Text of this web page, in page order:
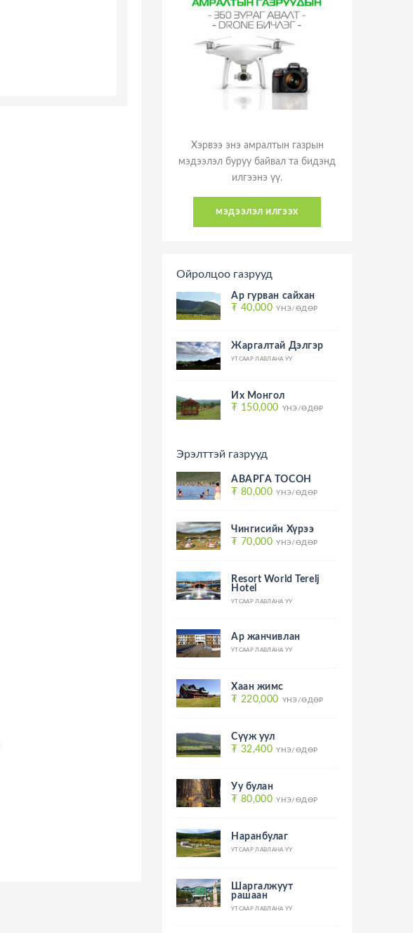
Хэрвээ энэ амралтын газрын
мэдээлэл буруу байвал та бидэнд
илгээнэ үү.
мэдээлэл илгээх
Ойролцоо газрууд
Ар гурван сайхан
₮ 40,000 ҮНЭ/ӨДӨР
Жаргалтай Дэлгэр
УТСААР ЛАВЛАНА УУ
Их Монгол
₮ 150,000 ҮНЭ/ӨДӨР
Эрэлттэй газрууд
АВАРГА ТОСОН
₮ 80,000 ҮНЭ/ӨДӨР
Чингисийн Хүрээ
₮ 70,000 ҮНЭ/ӨДӨР
Resort World Terelj
Hotel
УТСААР ЛАВЛАНА УУ
Ар жанчивлан
УТСААР ЛАВЛАНА УУ
Хаан жимс
₮ 220,000 ҮНЭ/ӨДӨР
Сүүж уул
₮ 32,400 ҮНЭ/ӨДӨР
Уу булан
₮ 80,000 ҮНЭ/ӨДӨР
Наранбулаг
УТСААР ЛАВЛАНА УУ
Шаргалжуут
рашаан
УТСААР ЛАВЛАНА УУ